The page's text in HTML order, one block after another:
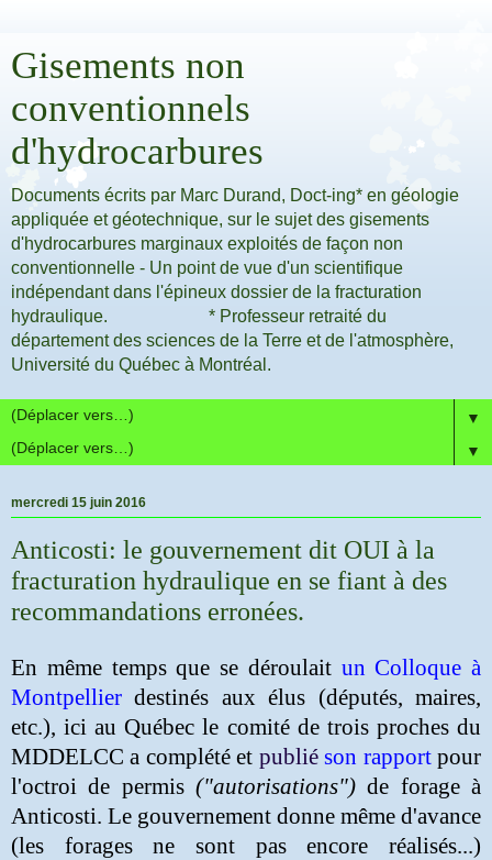
Gisements non
conventionnels
d'hydrocarbures
Documents écrits par Marc Durand, Doct-ing* en géologie
appliquée et géotechnique, sur le sujet des gisements
d'hydrocarbures marginaux exploités de façon non
conventionnelle - Un point de vue d'un scientifique
indépendant dans l'épineux dossier de la fracturation
hydraulique. * Professeur retraité du
département des sciences de la Terre et de l'atmosphère,
Université du Québec à Montréal.
▼
▼
mercredi 15 juin 2016
Anticosti: le gouvernement dit OUI à la
fracturation hydraulique en se fiant à des
recommandations erronées.
En même temps que se déroulait un Colloque à
Montpellier destinés aux élus (députés, maires,
etc.), ici au Québec le comité de trois proches du
MDDELCC a complété et publiéson rapportpour
l'octroi de permis ("autorisations") de forage à
Anticosti. Le gouvernement donne même d'avance
(les forages ne sont pas encore réalisés...)